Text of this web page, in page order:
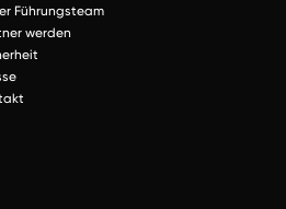
Führungsteam
werden